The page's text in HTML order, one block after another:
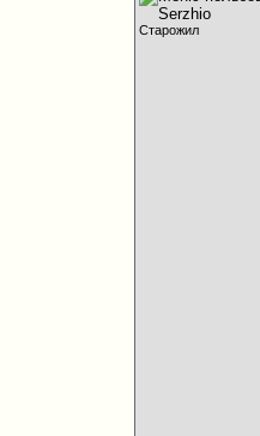
Старожил